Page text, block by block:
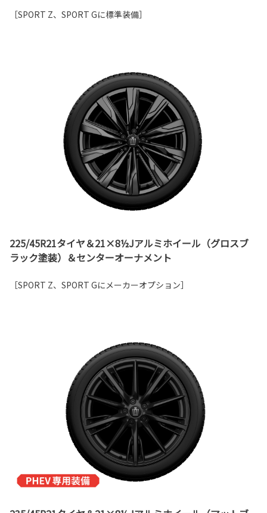
［SPORT Z、SPORT Gに標準装備］
225/45R21タイヤ＆21×8½Jアルミホイール（グロスブ
ラック塗装）＆センターオーナメント
［SPORT Z、SPORT Gにメーカーオプション］